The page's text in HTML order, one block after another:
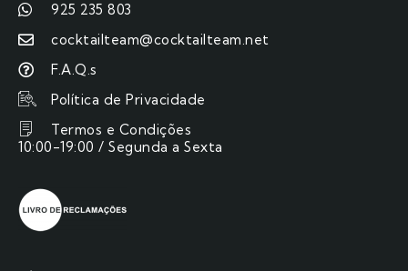
925 235 803
cocktailteam@cocktailteam.net
F.A.Q.s
Política de Privacidade
Termos e Condições
10:00-19:00 / Segunda a Sexta